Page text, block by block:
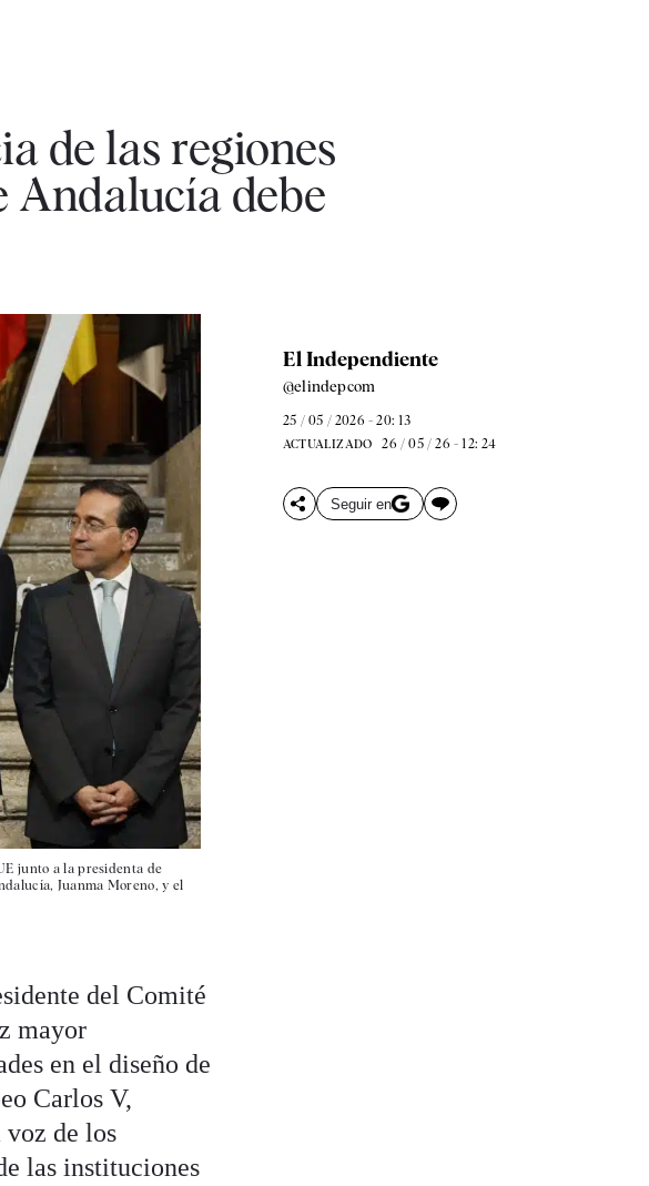
de las regiones
Andalucía debe
junto a la presidenta de
Juanma Moreno, y el
El Independiente
@elindepcom
25 / 05 / 2026 - 20: 13
ACTUALIZADO 26 / 05 / 26 - 12: 24
Seguir en
del Comité
mayor
en el diseño de
Carlos V,
voz de los
las instituciones